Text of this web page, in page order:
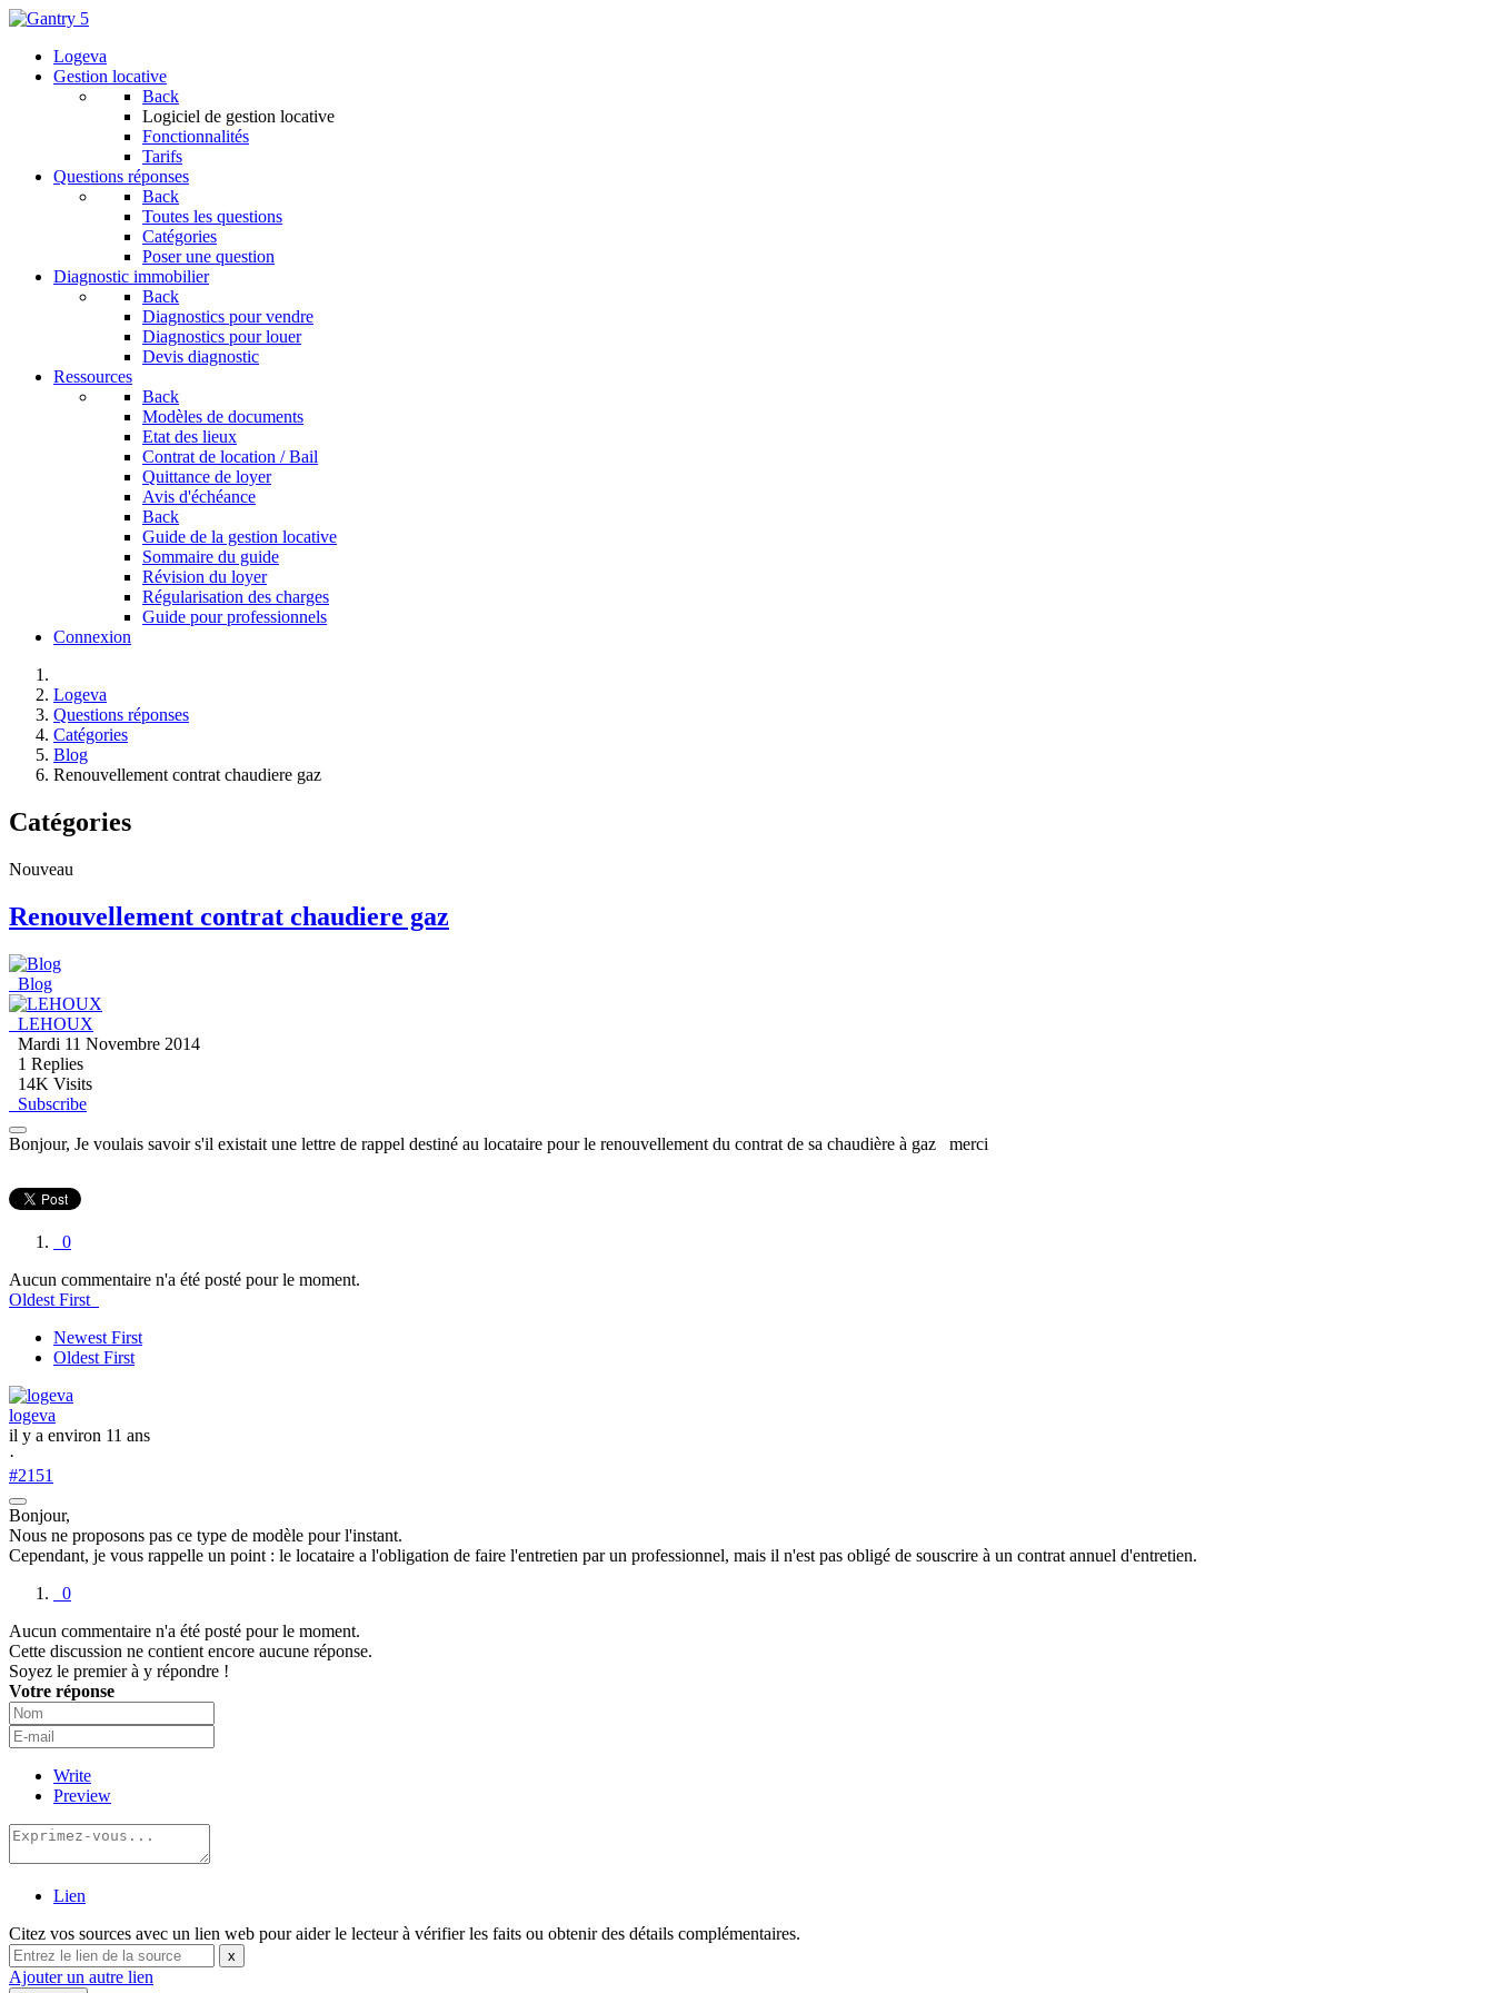
Logeva
Gestion locative
Back
Logiciel de gestion locative
Fonctionnalités
Tarifs
Questions réponses
Back
Toutes les questions
Catégories
Poser une question
Diagnostic immobilier
Back
Diagnostics pour vendre
Diagnostics pour louer
Devis diagnostic
Ressources
Back
Modèles de documents
Etat des lieux
Contrat de location / Bail
Quittance de loyer
Avis d'échéance
Back
Guide de la gestion locative
Sommaire du guide
Révision du loyer
Régularisation des charges
Guide pour professionnels
Connexion
Logeva
Questions réponses
Catégories
Blog
Renouvellement contrat chaudiere gaz
Catégories
Nouveau
Renouvellement contrat chaudiere gaz
Blog
LEHOUX
Mardi 11 Novembre 2014
1 Replies
14K Visits
Subscribe
Bonjour, Je voulais savoir s'il existait une lettre de rappel destiné au locataire pour le renouvellement du contrat de sa chaudière à gaz merci
0
Aucun commentaire n'a été posté pour le moment.
Oldest First
Newest First
Oldest First
logeva
il y a environ 11 ans
·
#2151
Bonjour,
Nous ne proposons pas ce type de modèle pour l'instant.
Cependant, je vous rappelle un point : le locataire a l'obligation de faire l'entretien par un professionnel, mais il n'est pas obligé de souscrire à un contrat annuel d'entretien.
0
Aucun commentaire n'a été posté pour le moment.
Cette discussion ne contient encore aucune réponse.
Soyez le premier à y répondre !
Votre réponse
Write
Preview
Lien
Citez vos sources avec un lien web pour aider le lecteur à vérifier les faits ou obtenir des détails complémentaires.
x
Ajouter un autre lien